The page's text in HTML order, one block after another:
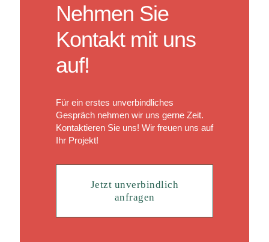
Nehmen Sie
Kontakt mit uns
auf!
Für ein erstes unverbindliches
Gespräch nehmen wir uns gerne Zeit.
Kontaktieren Sie uns! Wir freuen uns auf
Ihr Projekt!
Jetzt unverbindlich
anfragen